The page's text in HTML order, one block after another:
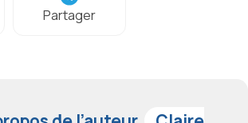
Partager